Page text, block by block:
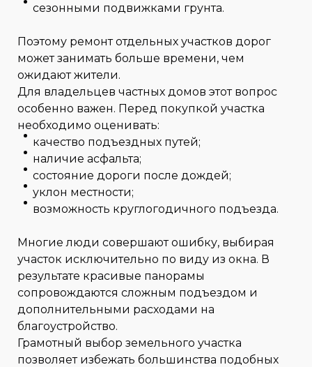
сезонными подвижками грунта.
Поэтому ремонт отдельных участков дорог
может занимать больше времени, чем
ожидают жители.
Для владельцев частных домов этот вопрос
особенно важен. Перед покупкой участка
необходимо оценивать:
качество подъездных путей;
наличие асфальта;
состояние дороги после дождей;
уклон местности;
возможность круглогодичного подъезда.
Многие люди совершают ошибку, выбирая
участок исключительно по виду из окна. В
результате красивые панорамы
сопровождаются сложным подъездом и
дополнительными расходами на
благоустройство.
Грамотный выбор земельного участка
позволяет избежать большинства подобных